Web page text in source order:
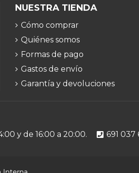
NUESTRA TIENDA
Cómo comprar
Quiénes somos
Formas de pago
Gastos de envío
Garantía y devoluciones
y de 16:00 a 20:00. 691 037